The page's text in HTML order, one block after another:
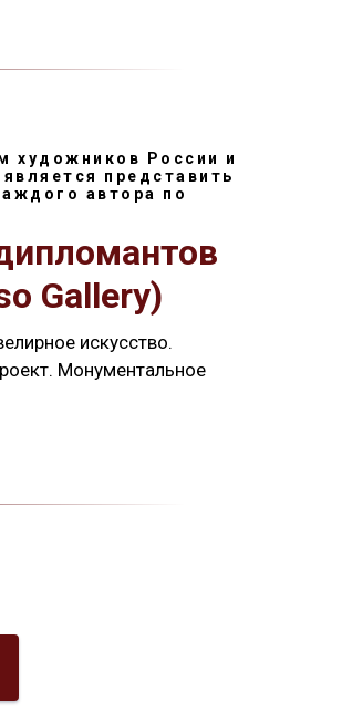
художников России и
представить
автора по
Gallery)
искусство.
Монументальное